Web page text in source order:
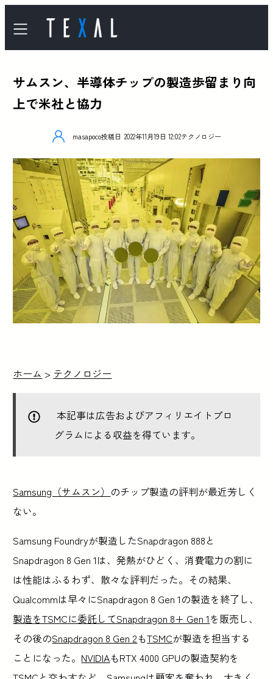
サムスン、半導体チップの製造歩留まり向
上で米社と協力
masapoco投稿日 2022年11月19日 12:02テクノロジー
ホーム > テクノロジー
本記事は広告およびアフィリエイトプロ
グラムによる収益を得ています。
Samsung（サムスン） のチップ製造の評判が最近芳しく
ない。
Samsung Foundryが製造したSnapdragon 888と
Snapdragon 8 Gen 1は、発熱がひどく、消費電力の割に
は性能はふるわず、散々な評判だった。その結果、
Qualcommは早々にSnapdragon 8 Gen 1の製造を終了し、
製造をTSMCに委託してSnapdragon 8+ Gen 1を販売し、
その後のSnapdragon 8 Gen 2もTSMCが製造を担当する
ことになった。 NVIDIAもRTX 4000 GPUの製造契約を